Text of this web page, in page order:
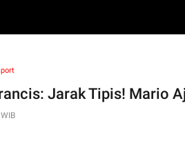
Jarak Tipis! Mario